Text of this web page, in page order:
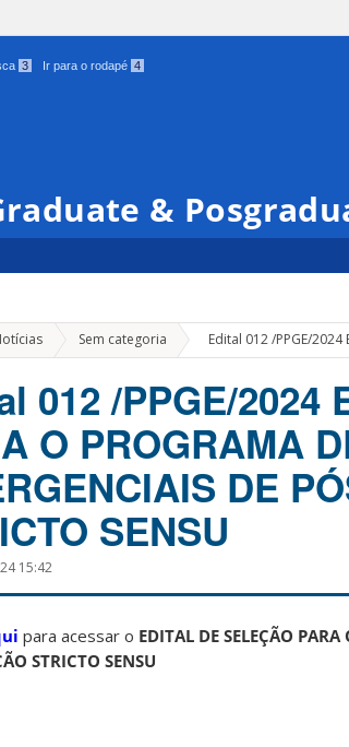
3 Ir para o rodapé 4
&
Sem categoria » Edital 012 /PPGE/2024
012 /PPGE/2024
O PROGRAMA
DE
SENSU
15:42
para acessar o EDITAL DE SELEÇÃO
STRICTO SENSU